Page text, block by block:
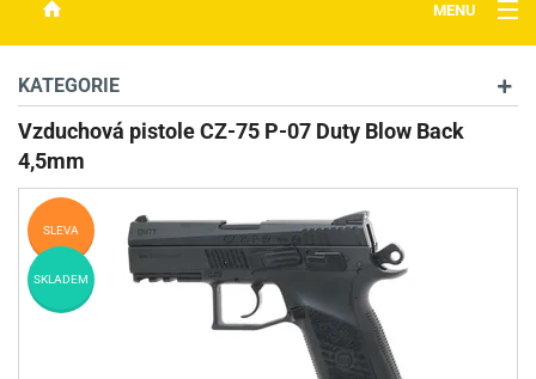
MENU
OPTIKA
STŘELIVO
PŘÍSLUŠENSTVÍ
DETEKTORY KOVŮ
KONTAKTY
KATEGORIE
Vzduchová pistole CZ-75 P-07 Duty Blow Back
4,5mm
SLEVA
SKLADEM